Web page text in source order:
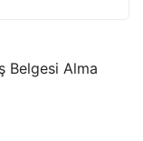
Belgesi Alma